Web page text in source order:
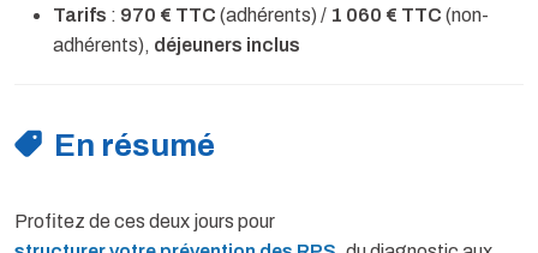
Tarifs : 970 € TTC (adhérents) / 1 060 € TTC (non-
adhérents), déjeuners inclus
En résumé
Profitez de ces deux jours pour